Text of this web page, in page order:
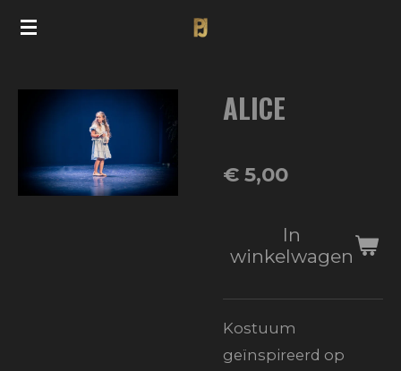
Ga
hoofdinhoud
ALICE
€ 5,00
In
winkelwagen
Kostuum
geïnspireerd op